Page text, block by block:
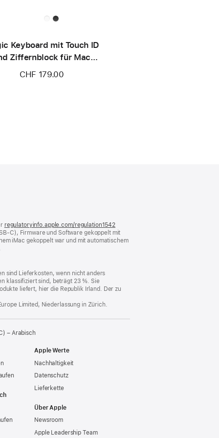
Keyboard mit Touch ID
Ziffern­block für Mac
mit Apple Chip
CHF 179.00
regulatoryinfo.apple.com/regulation1542
ein
neues
C), Firmware und Software gekoppelt mit
iMac gekoppelt war und mit automatischem
sind Lieferkosten, wenn nicht anders
klassifiziert sind, beträgt 23 %. Sie
liefert, hier die Republik Irland. Der zu
Limited, Niederlassung in Zürich.
– Arabisch
Apple Werte
Nachhaltigkeit
Datenschutz
Lieferkette
Über Apple
Newsroom
Apple Leadership Team